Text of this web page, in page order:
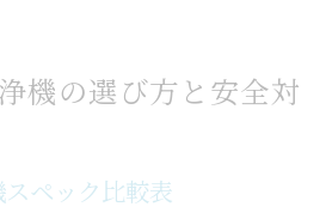
機の選び方と安全対
ペック比較表